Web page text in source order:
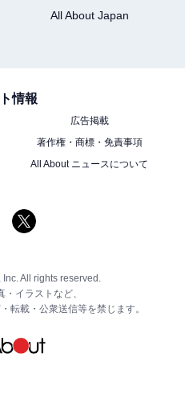
All About Japan
情報
広告掲載
著作権・商標・免責事項
All About ニュースについて
All rights reserved.
イラストなど、
転載・公衆送信等を禁じます。